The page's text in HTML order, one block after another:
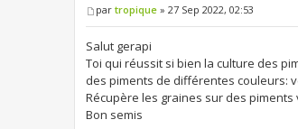
par tropique » 27 Sep 2022, 02:53
Salut gerapi
Toi qui réussit si bien la culture des
des piments de différentes couleurs:
Récupère les graines sur des
Bon semis